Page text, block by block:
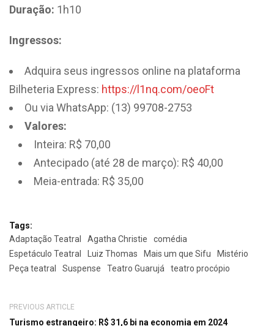
Duração: 1h10
Ingressos:
Adquira seus ingressos online na plataforma
Bilheteria Express: https://l1nq.com/oeoFt
Ou via WhatsApp: (13) 99708-2753
Valores:
Inteira: R$ 70,00
Antecipado (até 28 de março): R$ 40,00
Meia-entrada: R$ 35,00
Tags:
Adaptação Teatral
Agatha Christie
comédia
Espetáculo Teatral
Luiz Thomas Mais um que Sifu
Mistério
Peça teatral
Suspense Teatro Guarujá teatro procópio
PREVIOUS ARTICLE
Turismo estrangeiro: R$ 31,6 bi na economia em 2024